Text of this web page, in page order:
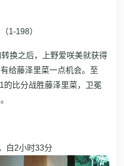
1-198）
转换之后，上野爱咲美就获得
给藤泽里菜一点机会。 至
的比分战胜藤泽里菜，卫冕
白2小时33分